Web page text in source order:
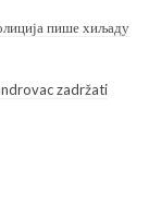
пише хиљаду
zadržati